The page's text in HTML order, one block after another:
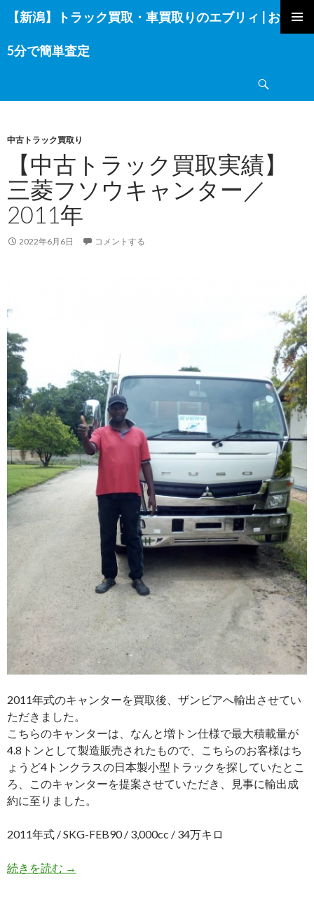
【新潟】トラック買取・車買取りのエブリィ | お電話
5分で簡単査定
ン
テ
へ
ッ
中古トラック買取り
【中古トラック買取実績】
三菱フソウキャンター／
2011年
2022年6月6日 コメントする
2011年式のキャンターを買取後、ザンビアへ輸出させてい
ただきました。
こちらのキャンターは、なんと増トン仕様で最大積載量が
4.8トンとして製造販売されたもので、こちらのお客様はち
ょうど4トンクラスの日本製小型トラックを探していたとこ
ろ、このキャンターを提案させていただき、見事に輸出成
約に至りました。
2011年式 / SKG-FEB90 / 3,000cc / 34万キロ
続きを読む
【中
→